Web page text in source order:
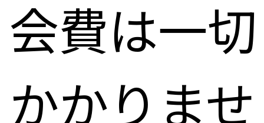
会費は一切
かかりませ